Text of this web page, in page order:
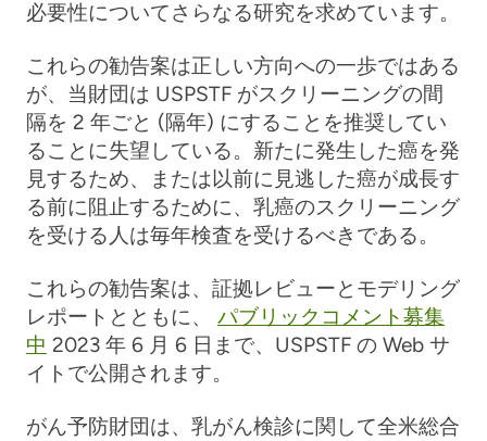
必要性についてさらなる研究を求めています。
これらの勧告案は正しい方向への一歩ではある
が、当財団は USPSTF がスクリーニングの間
隔を 2 年ごと (隔年) にすることを推奨してい
ることに失望している。新たに発生した癌を発
見するため、または以前に見逃した癌が成長す
る前に阻止するために、乳癌のスクリーニング
を受ける人は毎年検査を受けるべきである。
これらの勧告案は、証拠レビューとモデリング
レポートとともに、 パブリックコメント募集
中 2023 年 6 月 6 日まで、USPSTF の Web サ
イトで公開されます。
がん予防財団は、乳がん検診に関して全米総合